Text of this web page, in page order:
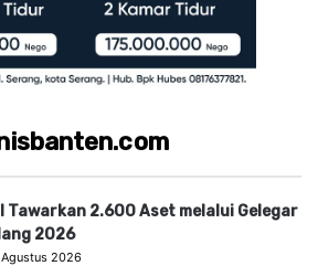
Tawarkan 2.600 Aset melalui Gelegar
2026
2026